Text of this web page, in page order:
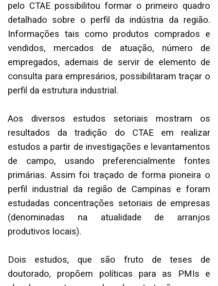
pelo CTAE possibilitou formar o primeiro quadro
detalhado sobre o perfil da indústria da região.
Informações tais como produtos comprados e
vendidos, mercados de atuação, número de
empregados, ademais de servir de elemento de
consulta para empresários, possibilitaram traçar o
perfil da estrutura industrial.
Aos diversos estudos setoriais mostram os
resultados da tradição do CTAE em realizar
estudos a partir de investigações e levantamentos
de campo, usando preferencialmente fontes
primárias. Assim foi traçado de forma pioneira o
perfil industrial da região de Campinas e foram
estudadas concentrações setoriais de empresas
(denominadas na atualidade de arranjos
produtivos locais).
Dois estudos, que são fruto de teses de
doutorado, propõem políticas para as PMIs e